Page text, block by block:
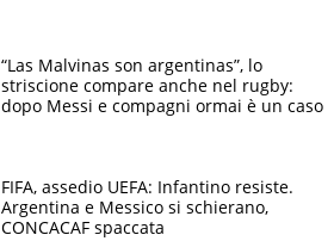
“Las Malvinas son argentinas”, lo
striscione compare anche nel rugby:
dopo Messi e compagni ormai è un caso
FIFA, assedio UEFA: Infantino resiste.
Argentina e Messico si schierano,
CONCACAF spaccata